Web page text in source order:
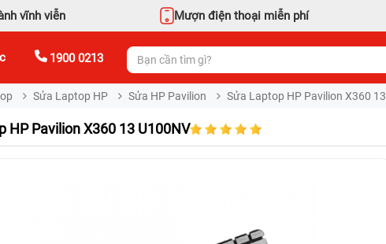
vĩnh viễn Mượn điện thoại miễn phí
1900 0213
Sửa Laptop HP Sửa HP Pavilion Sửa Laptop HP Pavilion X360 13
HP Pavilion X360 13 U100NV